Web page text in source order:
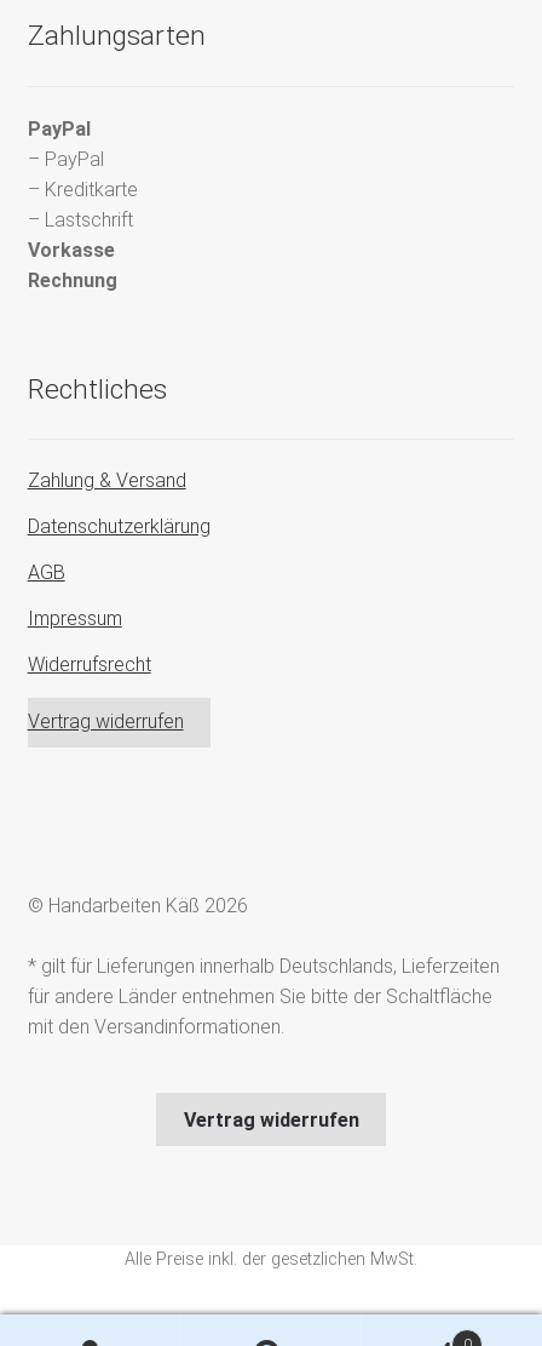
Zahlungsarten
PayPal
– PayPal
– Kreditkarte
– Lastschrift
Vorkasse
Rechnung
Rechtliches
Zahlung & Versand
Datenschutzerklärung
AGB
Impressum
Widerrufsrecht
Vertrag widerrufen
© Handarbeiten Käß 2026
* gilt für Lieferungen innerhalb Deutschlands, Lieferzeiten
für andere Länder entnehmen Sie bitte der Schaltfläche
mit den Versandinformationen.
Vertrag widerrufen
Alle Preise inkl. der gesetzlichen MwSt.